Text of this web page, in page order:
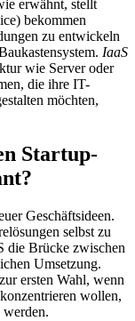
erwähnt, stellt
bekommen
zu entwickeln
IaaS
wie Server oder
die ihre IT-
möchten,
Startup-
Geschäftsideen.
selbst zu
die Brücke zwischen
Umsetzung.
ersten Wahl, wenn
wollen,
werden.